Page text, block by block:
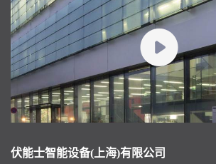
伏能士智能设备(上海)有限公司